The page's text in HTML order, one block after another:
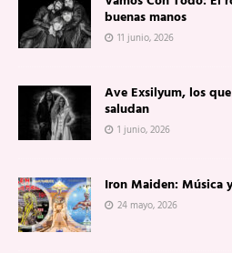
buenas manos
11 junio, 2026
Ave Exsilyum, los
saludan
1 junio, 2026
Iron Maiden: Música
24 mayo, 2026